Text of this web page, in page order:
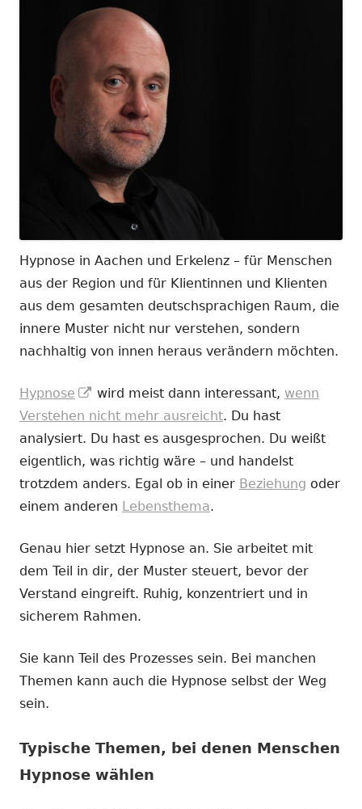
Hypnose in Aachen und Erkelenz – für Menschen
aus der Region und für Klientinnen und Klienten
aus dem gesamten deutschsprachigen Raum, die
innere Muster nicht nur verstehen, sondern
nachhaltig von innen heraus verändern möchten.
Hypnose
In
neuem
Fenster
öffnen
wird meist dann interessant, wenn
Verstehen nicht mehr ausreicht. Du hast
analysiert. Du hast es ausgesprochen. Du weißt
eigentlich, was richtig wäre – und handelst
trotzdem anders. Egal ob in einer Beziehung oder
einem anderen Lebensthema.
Genau hier setzt Hypnose an. Sie arbeitet mit
dem Teil in dir, der Muster steuert, bevor der
Verstand eingreift. Ruhig, konzentriert und in
sicherem Rahmen.
Sie kann Teil des Prozesses sein. Bei manchen
Themen kann auch die Hypnose selbst der Weg
sein.
Typische Themen, bei denen Menschen
Hypnose wählen